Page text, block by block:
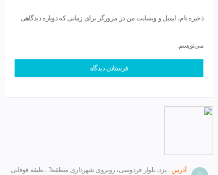
ذخیره نام، ایمیل و وبسایت من در مرورگر برای زمانی که دوباره دیدگاهی
می‌نویسم.
آدرس :
یزد، بلوار فردوسی، روبروی شهرداری منطقه3 ، طبقه فوقانی